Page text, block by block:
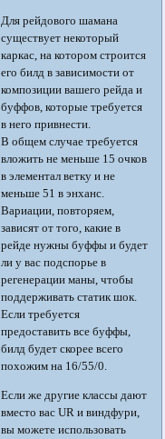
Для рейдового шамана
существует некоторый
каркас, на котором строится
его билд в зависимости от
композиции вашего рейда и
буффов, которые требуется
в него привнести.
В общем случае требуется
вложить не меньше 15 очков
в элементал ветку и не
меньше 51 в энханс.
Вариации, повторяем,
зависят от того, какие в
рейде нужны буффы и будет
ли у вас подспорье в
регенерации маны, чтобы
поддерживать статик шок.
Если требуется
предоставить все буффы,
билд будет скорее всего
похожим на 16/55/0.
Если же другие классы дают
вместо вас UR и виндфури,
вы можете использовать